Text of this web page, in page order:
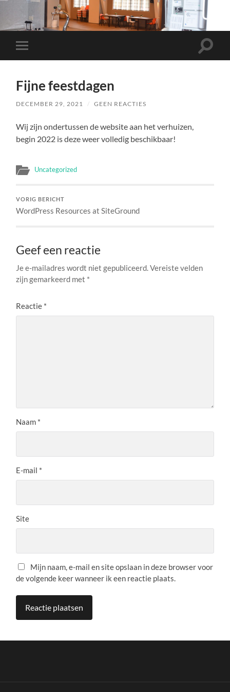
Toggle
mobiel
Toggle
Fijne feestdagen
DECEMBER 29, 2021 / GEEN REACTIES
Wij zijn ondertussen de website aan het verhuizen,
begin 2022 is deze weer volledig beschikbaar!
Uncategorized
VORIG BERICHT
WordPress Resources at SiteGround
Geef een reactie
Je e-mailadres wordt niet gepubliceerd. Vereiste velden
zijn gemarkeerd met *
Reactie *
Naam *
E-mail *
Site
Mijn naam, e-mail en site opslaan in deze browser voor
de volgende keer wanneer ik een reactie plaats.